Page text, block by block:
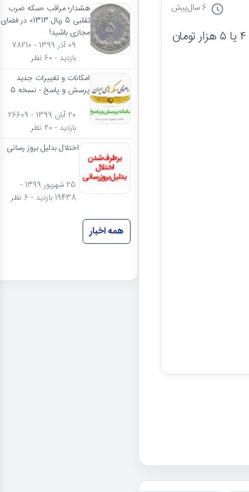
6 سال پیش
هشدار؛ مراقب «سکه ضرب
تقلبی 5 ریال 1313» در فضای
مجازی باشید!
09 آذر 1399 - 78210
بازدید - 60 نظر
امکانات و تغییرات جدید
پرسش و پاسخ - نسخه 5
20 آبان 1399 - 26609
بازدید - 20 نظر
اختلال بدلیل بروز رسانی
25 شهریور 1399 -
19438 بازدید - 6 نظر
همه اخبار